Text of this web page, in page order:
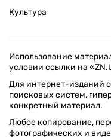
Культура
Использование
условии ссылки на
Для интернет-изданий
поисковых систем,
конкретный материал.
Любое копирование,
фотографических и